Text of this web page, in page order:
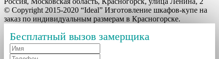
© Copyright 2015-2020 “Ideal” Изготовление шкафов-купе на
заказ по индивидуальным размерам в Красногорске.
Бесплатный вызов замерщика